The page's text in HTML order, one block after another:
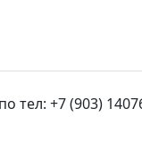
+7 (903)